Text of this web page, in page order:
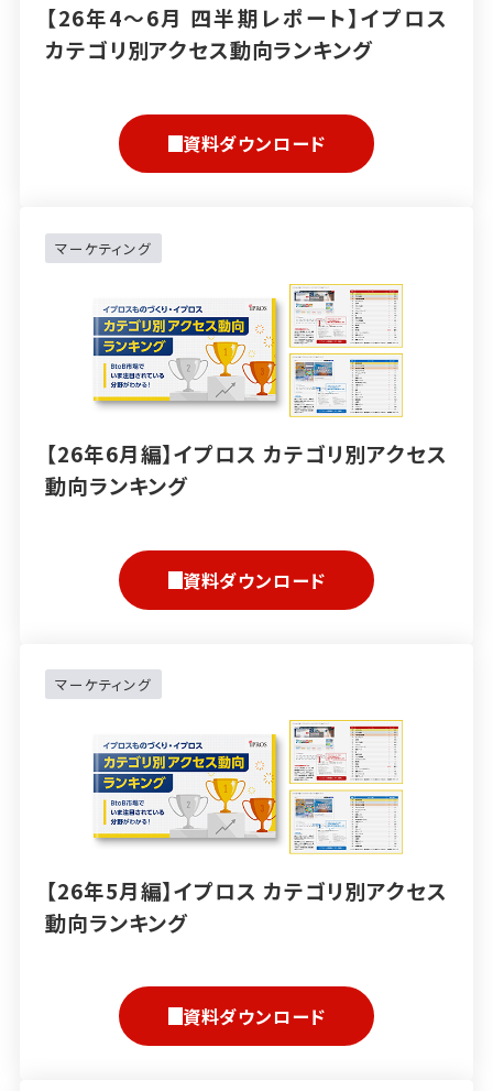
【26年4～6月 四半期レポート】イプロス
カテゴリ別アクセス動向ランキング
資料ダウンロード
マーケティング
【26年6月編】イプロス カテゴリ別アクセス
動向ランキング
資料ダウンロード
マーケティング
【26年5月編】イプロス カテゴリ別アクセス
動向ランキング
資料ダウンロード